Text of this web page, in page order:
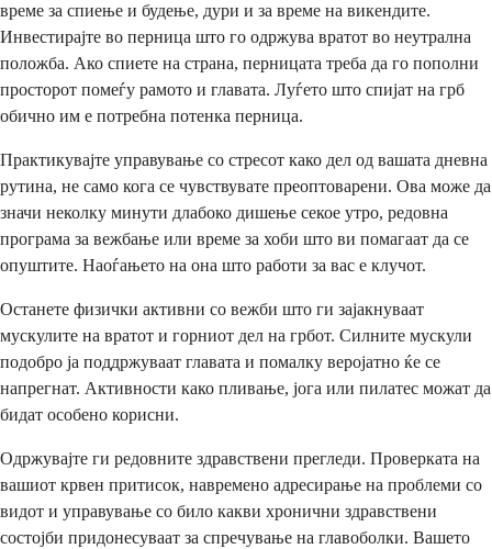
време за спиење и будење, дури и за време на викендите.
Инвестирајте во перница што го одржува вратот во неутрална
положба. Ако спиете на страна, перницата треба да го пополни
просторот помеѓу рамото и главата. Луѓето што спијат на грб
обично им е потребна потенка перница.
Практикувајте управување со стресот како дел од вашата дневна
рутина, не само кога се чувствувате преоптоварени. Ова може да
значи неколку минути длабоко дишење секое утро, редовна
програма за вежбање или време за хоби што ви помагаат да се
опуштите. Наоѓањето на она што работи за вас е клучот.
Останете физички активни со вежби што ги зајакнуваат
мускулите на вратот и горниот дел на грбот. Силните мускули
подобро ја поддржуваат главата и помалку веројатно ќе се
напрегнат. Активности како пливање, јога или пилатес можат да
бидат особено корисни.
Одржувајте ги редовните здравствени прегледи. Проверката на
вашиот крвен притисок, навремено адресирање на проблеми со
видот и управување со било какви хронични здравствени
состојби придонесуваат за спречување на главоболки. Вашето